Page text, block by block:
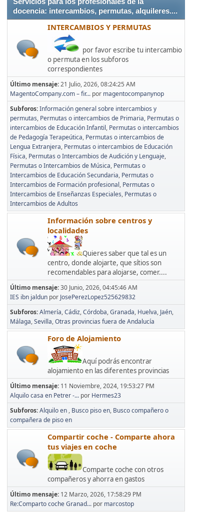
docencia: intercambios, permutas, alquileres....
INTERCAMBIOS Y PERMUTAS
por favor escribe tu intercambio
o permuta en los subforos
correspondientes
Último mensaje:21 Julio, 2026, 08:24:25 AM
MagentoCompany.com – fir... por magentocompanynop
Subforos Información general sobre intercambios y
permutas Permutas o intercambios de Primaria Permutas o
intercambios de Educación Infantil Permutas o intercambios
de Pedagogía Terapeútica Permutas o intercambios de
Lengua Extranjera Permutas o intercambios de Educación
Física Permutas o Intercambios de Audición y Lenguaje
Permutas o Intercambios de Música Permutas o
Intercambios de Educación Secundaria Permutas o
Intercambios de Formación profesional Permutas o
Intercambios de Enseñanzas Especiales Permutas o
Intercambios de Adultos
Información sobre centros y
localidades
Quieres saber que tal es un
centro, donde alojarte, que sítios son
recomendables para alojarse, comer....
Último mensaje:30 Junio, 2026, 04:45:46 AM
IES ibn jaldun por JosePerezLopez525629832
Subforos Almería Cádiz Córdoba Granada Huelva Jaén
Málaga Sevilla Otras provincias fuera de Andalucía
Foro de Alojamiento
Aquí podrás encontrar
alojamiento en las diferentes provincias
Último mensaje: 11 Noviembre, 2024, 19:53:27 PM
Alquilo casa en Petrer -... por Hermes23
Subforos Alquilo en Busco piso en Busco compañero o
compañera de piso en
Compartir coche - Comparte ahora
tus viajes en coche
Comparte coche con otros
compañeros y ahorra en gastos
Último mensaje: 12 Marzo, 2026, 17:58:29 PM
Re:Comparto coche Granad... por marcostop